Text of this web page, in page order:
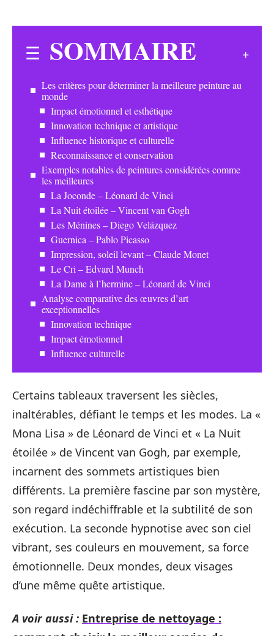
SOMMAIRE
Les critères pour déterminer la meilleure peinture au
monde
Impact émotionnel et esthétique
Innovation technique et artistique
Influence historique et culturelle
Reconnaissance et conservation
Exemples notables de peintures considérées comme
les meilleures
La Joconde – Léonard de Vinci
La Nuit étoilée – Vincent van Gogh
Les Ménines – Diego Velázquez
Guernica – Pablo Picasso
Impression, soleil levant – Claude Monet
Le Cri – Edvard Munch
La Dame à l’hermine – Léonard de Vinci
Analyse comparative des œuvres d’art
exceptionnelles
Innovation technique
Impact émotionnel
Influence culturelle
Certains tableaux traversent les siècles,
inaltérables, défiant le temps et les modes. La «
Mona Lisa » de Léonard de Vinci et « La Nuit
étoilée » de Vincent van Gogh, par exemple,
incarnent des sommets artistiques bien
différents. La première fascine par son mystère,
son regard indéchiffrable et la subtilité de son
exécution. La seconde hypnotise avec son ciel
vibrant, ses couleurs en mouvement, sa force
émotionnelle. Deux mondes, deux visages
d’une même quête artistique.
A voir aussi : Entreprise de nettoyage :